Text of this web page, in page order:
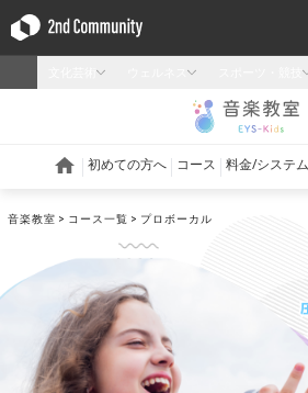
音楽教室 コース一覧 プロボーカル